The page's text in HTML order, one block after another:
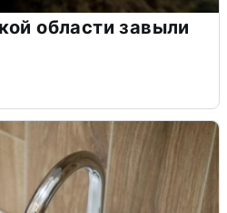
области завыли